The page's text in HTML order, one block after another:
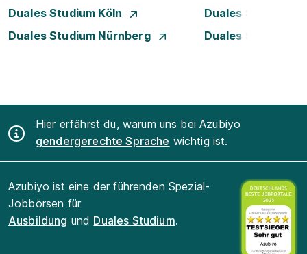
Duales Studium Köln
Duales Studium
Duales Studium Nürnberg
Duales Studium
Hier erfährst du, warum uns bei Azubiyo
gendergerechte Sprache wichtig ist.
Azubiyo ist eine der führenden Spezial-
Jobbörsen für
Ausbildung und Duales Studium.